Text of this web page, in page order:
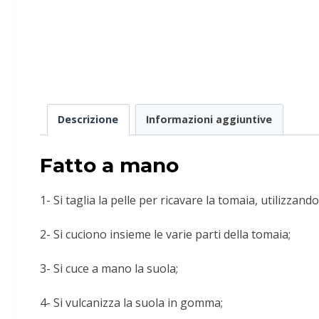
Descrizione Informazioni aggiuntive
Fatto a mano
1- Si taglia la pelle per ricavare la tomaia,
2- Si cuciono insieme le varie parti della tomaia;
3- Si cuce a mano la suola;
4- Si vulcanizza la suola in gomma;